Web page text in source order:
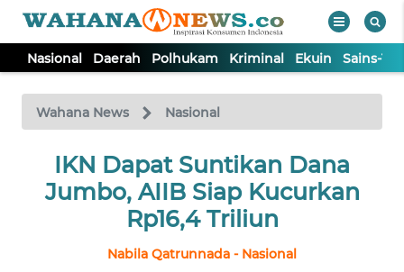
Nasional Daerah Polhukam Kriminal Ekuin Sains-
Wahana News Nasional
IKN Dapat Suntikan Dana
Jumbo, AIIB Siap Kucurkan
Rp16,4 Triliun
Nabila Qatrunnada - Nasional
TV
Tutup
NASIONAL